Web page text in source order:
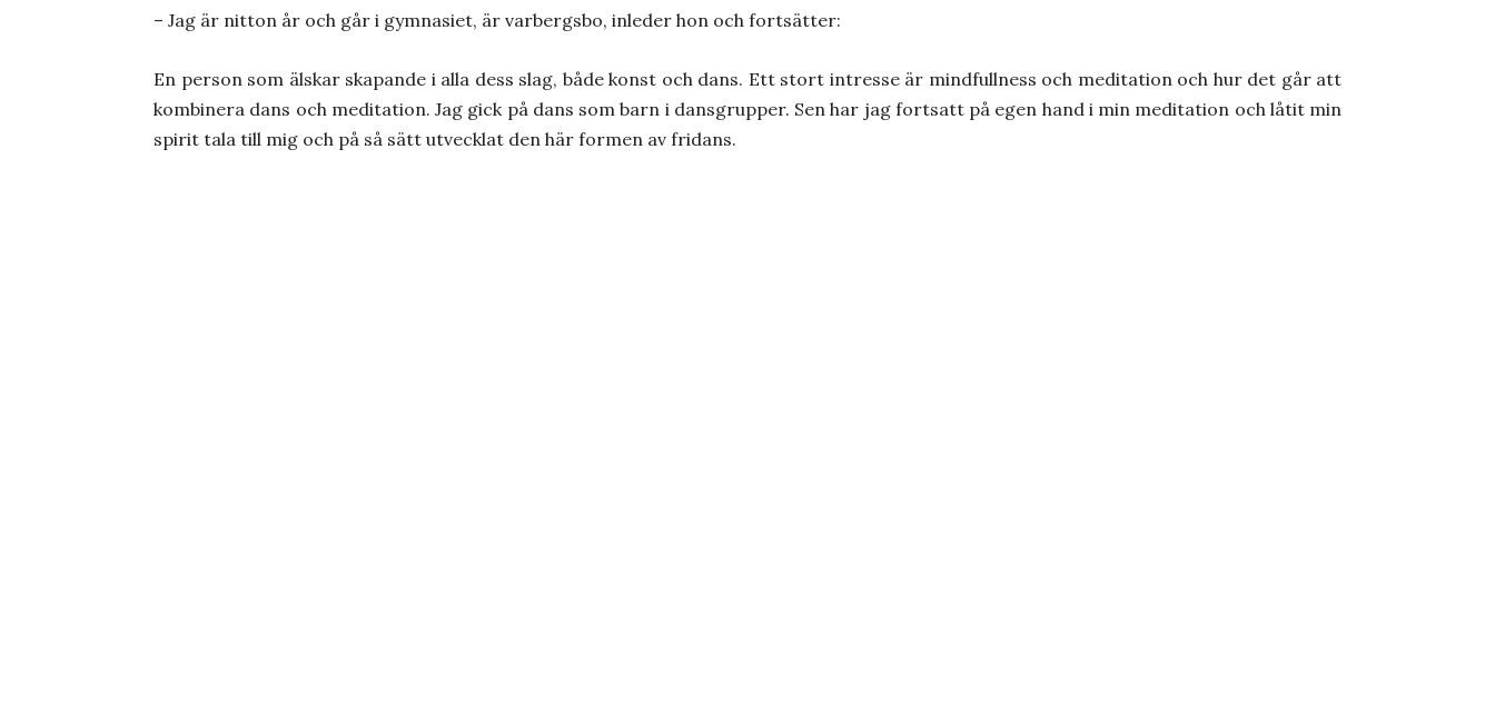
­– Jag är nitton år och går i gymnasiet, är varbergsbo, inleder hon och fortsätter:
En person som älskar skapande i alla dess slag, både konst och dans. Ett stort intresse är mindfullness och meditation och hur det går att
kombinera dans och meditation. Jag gick på dans som barn i dansgrupper. Sen har jag fortsatt på egen hand i min meditation och låtit min
spirit tala till mig och på så sätt utvecklat den här formen av fridans.